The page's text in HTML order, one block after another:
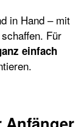
in Hand – mit
Für
einfach